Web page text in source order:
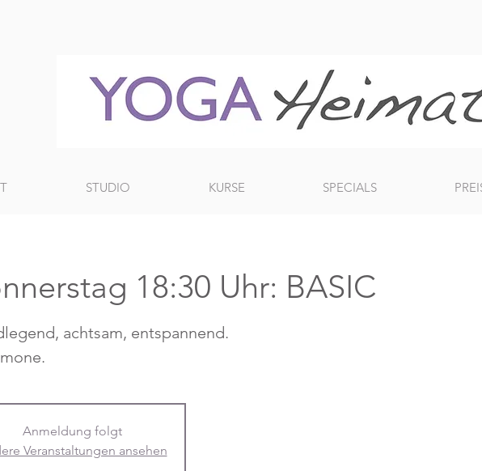
STUDIO KURSE SPECIALS
18:30 Uhr: BASIC
achtsam, entspannend.
Anmeldung folgt
Veranstaltungen ansehen